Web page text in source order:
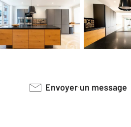
Envoyer un message